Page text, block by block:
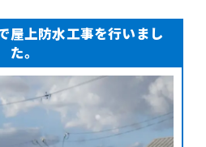
屋上防水工事を行いまし
た。